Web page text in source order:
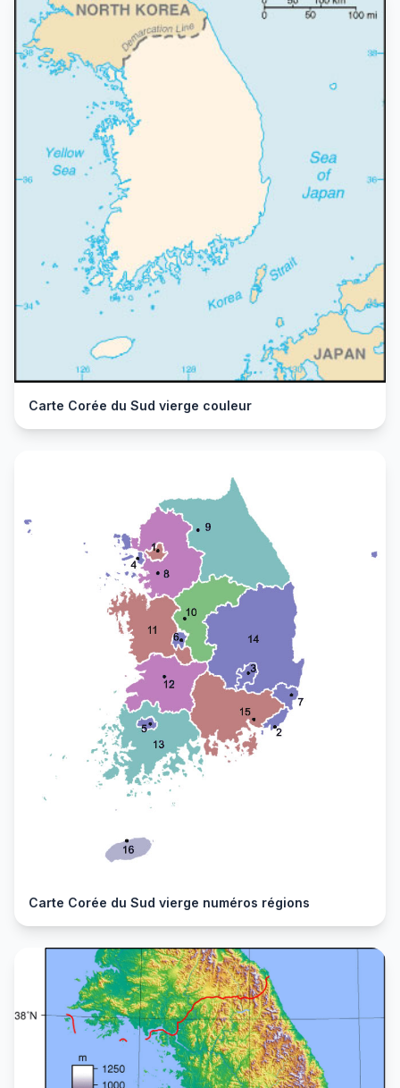
Carte Corée du Sud vierge couleur
Carte Corée du Sud vierge numéros régions